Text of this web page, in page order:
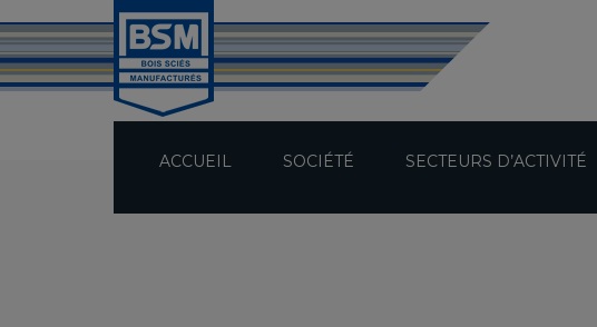
ACCUEIL SOCIÉTÉ SECTEURS D’ACTIVITÉ